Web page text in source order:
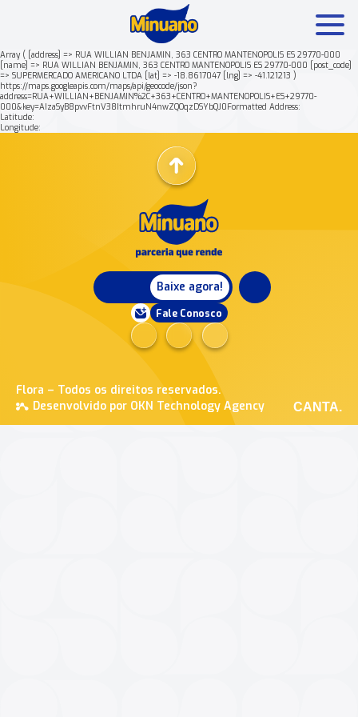
Array ( [address] => RUA WILLIAN BENJAMIN, 363 CENTRO MANTENOPOLIS ES 29770-000
[name] => RUA WILLIAN BENJAMIN, 363 CENTRO MANTENOPOLIS ES 29770-000 [post_code]
=> SUPERMERCADO AMERICANO LTDA [lat] => -18.8617047 [lng] => -41.121213 )
https://maps.googleapis.com/maps/api/geocode/json?
address=RUA+WILLIAN+BENJAMIN%2C+363+CENTRO+MANTENOPOLIS+ES+29770-
000&key=AIzaSyB8pvvFtnV38ItmhruN4nwZQOqzDSYbQJ0Formatted Address:
Latitude:
Longitude:
Baixe agora!
Fale Conosco
Flora – Todos os direitos reservados.
Desenvolvido por OKN Technology Agency
CANTA.
Mais buscados: Produtos Minuano Rende +
Nossa história